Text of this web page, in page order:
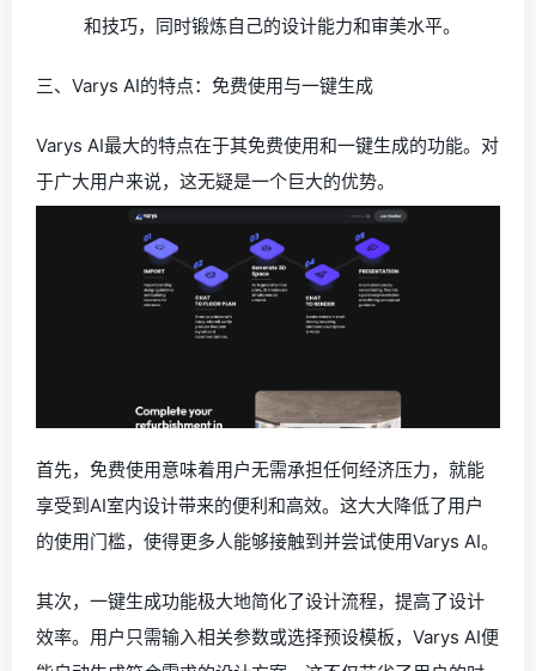
和技巧，同时锻炼自己的设计能力和审美水平。
三、Varys AI的特点：免费使用与一键生成
Varys AI最大的特点在于其免费使用和一键生成的功能。对
于广大用户来说，这无疑是一个巨大的优势。
首先，免费使用意味着用户无需承担任何经济压力，就能
享受到AI室内设计带来的便利和高效。这大大降低了用户
的使用门槛，使得更多人能够接触到并尝试使用Varys AI。
其次，一键生成功能极大地简化了设计流程，提高了设计
效率。用户只需输入相关参数或选择预设模板，Varys AI便